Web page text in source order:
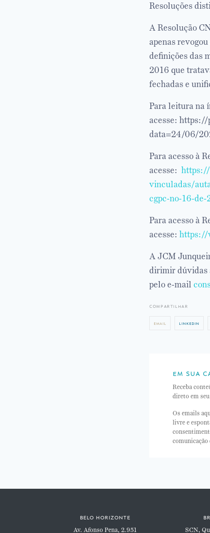
Resoluções
A Resolução
apenas
definições das
2016 que
fechadas e
Para leitura na
acesse:
data=24/06/
Para acesso à
acesse:
vinculadas/
cgpc-no-16-
Para acesso à
acesse: https://
A JCM
dirimir dúvidas
pelo e-mail
compartilhar
email linkedin
em sua
Receba
direto em
Os emails
livre e
comunicação
belo horizonte
Av. Afonso Pena, 2.951 SCN,